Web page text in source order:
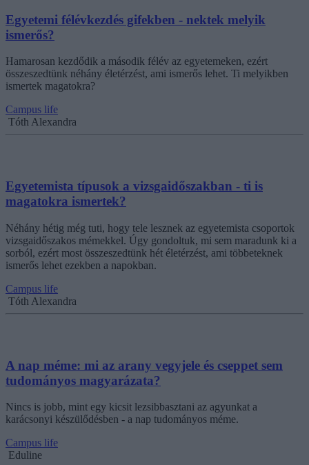
Egyetemi félévkezdés gifekben - nektek melyik
ismerős?
Hamarosan kezdődik a második félév az egyetemeken, ezért
összeszedtünk néhány életérzést, ami ismerős lehet. Ti melyikben
ismertek magatokra?
Campus life
Tóth Alexandra
Egyetemista típusok a vizsgaidőszakban - ti is
magatokra ismertek?
Néhány hétig még tuti, hogy tele lesznek az egyetemista csoportok
vizsgaidőszakos mémekkel. Úgy gondoltuk, mi sem maradunk ki a
sorból, ezért most összeszedtünk hét életérzést, ami többeteknek
ismerős lehet ezekben a napokban.
Campus life
Tóth Alexandra
A nap méme: mi az arany vegyjele és cseppet sem
tudományos magyarázata?
Nincs is jobb, mint egy kicsit lezsibbasztani az agyunkat a
karácsonyi készülődésben - a nap tudományos méme.
Campus life
Eduline